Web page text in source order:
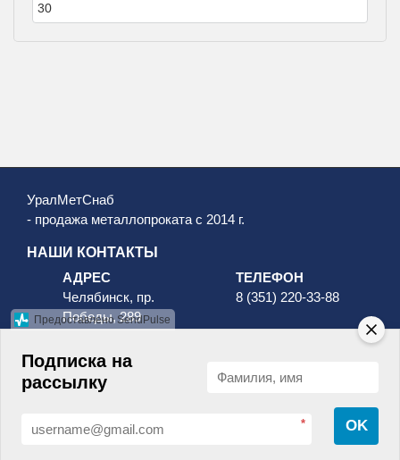
УралМетСнаб
- продажа металлопроката с 2014 г.
НАШИ КОНТАКТЫ
АДРЕС
Челябинск, пр.
Победы, 289
ТЕЛЕФОН
8 (351) 220-33-88
Подписка на
рассылку
* OK
Предоставлено SendPulse